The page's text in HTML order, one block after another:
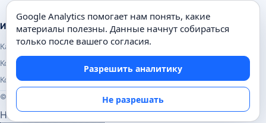
Информация
Карта сайта
Контакты
Конфиденциальность
© Почемуха.ру, 2010–2026
Настройки аналитики
Google Analytics помогает нам понять, какие
материалы полезны. Данные начнут собираться
только после вашего согласия.
Разрешить аналитику
Не разрешать